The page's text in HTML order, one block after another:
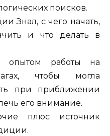
поисков.
Знал, с чего начать,
и что делать в
опытом работы на
чтобы могла
при приближении
его внимание.
плюс источник